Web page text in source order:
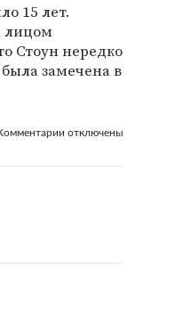
15 лет.
лицом
Стоун нередко
замечена в
отключены